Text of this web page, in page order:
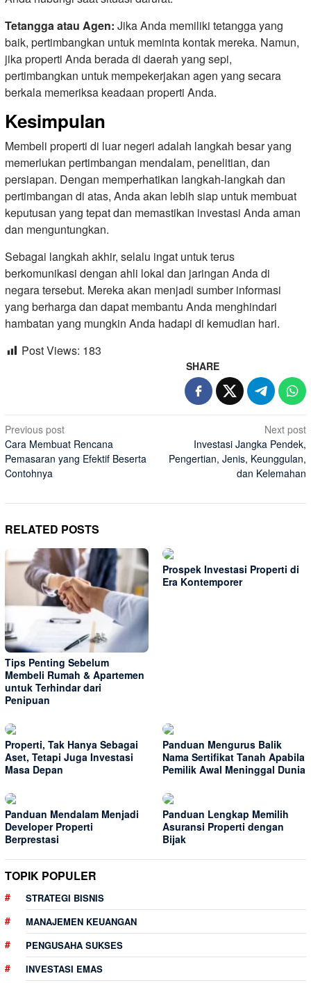
Tetangga atau Agen: Jika Anda memiliki tetangga yang
baik, pertimbangkan untuk meminta kontak mereka. Namun,
jika properti Anda berada di daerah yang sepi,
pertimbangkan untuk mempekerjakan agen yang secara
berkala memeriksa keadaan properti Anda.
Kesimpulan
Membeli properti di luar negeri adalah langkah besar yang
memerlukan pertimbangan mendalam, penelitian, dan
persiapan. Dengan memperhatikan langkah-langkah dan
pertimbangan di atas, Anda akan lebih siap untuk membuat
keputusan yang tepat dan memastikan investasi Anda aman
dan menguntungkan.
Sebagai langkah akhir, selalu ingat untuk terus
berkomunikasi dengan ahli lokal dan jaringan Anda di
negara tersebut. Mereka akan menjadi sumber informasi
yang berharga dan dapat membantu Anda menghindari
hambatan yang mungkin Anda hadapi di kemudian hari.
Post Views: 183
SHARE
Post
navigation
Previous post
Cara Membuat Rencana
Pemasaran yang Efektif Beserta
Contohnya
Next post
Investasi Jangka Pendek,
Pengertian, Jenis, Keunggulan,
dan Kelemahan
RELATED POSTS
Tips Penting Sebelum
Membeli Rumah & Apartemen
untuk Terhindar dari
Penipuan
Prospek Investasi Properti di
Era Kontemporer
Properti, Tak Hanya Sebagai
Aset, Tetapi Juga Investasi
Masa Depan
Panduan Mengurus Balik
Nama Sertifikat Tanah Apabila
Pemilik Awal Meninggal Dunia
Panduan Mendalam Menjadi
Developer Properti
Berprestasi
Panduan Lengkap Memilih
Asuransi Properti dengan
Bijak
TOPIK POPULER
STRATEGI BISNIS
MANAJEMEN KEUANGAN
PENGUSAHA SUKSES
INVESTASI EMAS